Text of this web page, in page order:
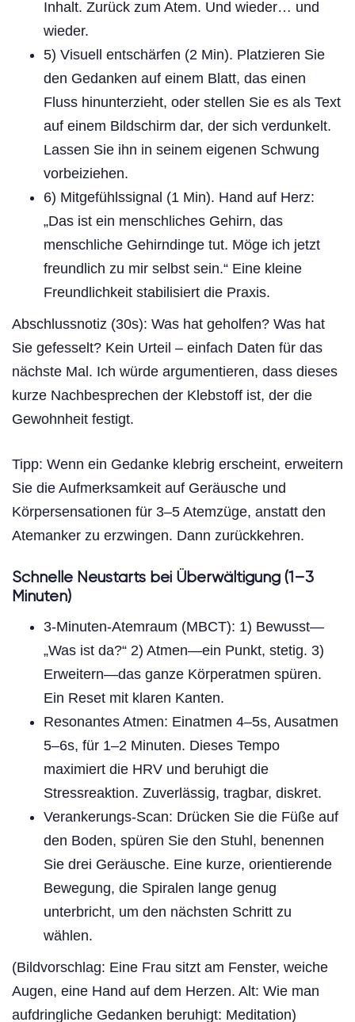
Inhalt. Zurück zum Atem. Und wieder… und
wieder.
5) Visuell entschärfen (2 Min). Platzieren Sie
den Gedanken auf einem Blatt, das einen
Fluss hinunterzieht, oder stellen Sie es als Text
auf einem Bildschirm dar, der sich verdunkelt.
Lassen Sie ihn in seinem eigenen Schwung
vorbeiziehen.
6) Mitgefühlssignal (1 Min). Hand auf Herz:
„Das ist ein menschliches Gehirn, das
menschliche Gehirndinge tut. Möge ich jetzt
freundlich zu mir selbst sein.“ Eine kleine
Freundlichkeit stabilisiert die Praxis.
Abschlussnotiz (30s): Was hat geholfen? Was hat
Sie gefesselt? Kein Urteil – einfach Daten für das
nächste Mal. Ich würde argumentieren, dass dieses
kurze Nachbesprechen der Klebstoff ist, der die
Gewohnheit festigt.
Tipp: Wenn ein Gedanke klebrig erscheint, erweitern
Sie die Aufmerksamkeit auf Geräusche und
Körpersensationen für 3–5 Atemzüge, anstatt den
Atemanker zu erzwingen. Dann zurückkehren.
Schnelle Neustarts bei Überwältigung (1–3
Minuten)
3-Minuten-Atemraum (MBCT): 1) Bewusst—
„Was ist da?“ 2) Atmen—ein Punkt, stetig. 3)
Erweitern—das ganze Körperatmen spüren.
Ein Reset mit klaren Kanten.
Resonantes Atmen: Einatmen 4–5s, Ausatmen
5–6s, für 1–2 Minuten. Dieses Tempo
maximiert die HRV und beruhigt die
Stressreaktion. Zuverlässig, tragbar, diskret.
Verankerungs-Scan: Drücken Sie die Füße auf
den Boden, spüren Sie den Stuhl, benennen
Sie drei Geräusche. Eine kurze, orientierende
Bewegung, die Spiralen lange genug
unterbricht, um den nächsten Schritt zu
wählen.
(Bildvorschlag: Eine Frau sitzt am Fenster, weiche
Augen, eine Hand auf dem Herzen. Alt: Wie man
aufdringliche Gedanken beruhigt: Meditation)